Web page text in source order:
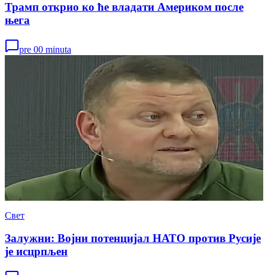
Трамп открио ко ће владати Америком после
њега
pre 00 minuta
Свет
Залужни: Војни потенцијал НАТО против Русије
је исцрпљен